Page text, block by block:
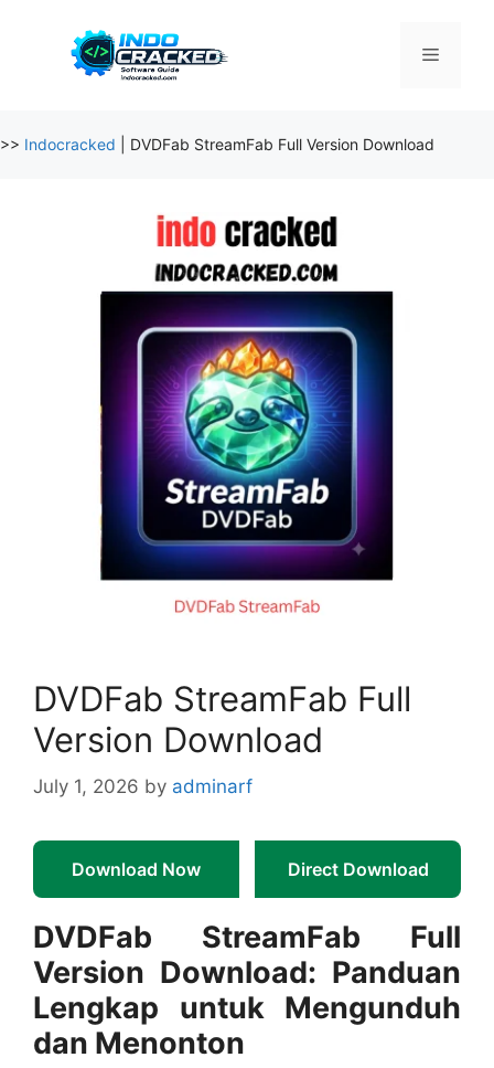
Menu
>> Indocracked DVDFab StreamFab Full Version Download
DVDFab StreamFab Full
Version Download
July 1, 2026 by adminarf
Download Now Direct Download
DVDFab StreamFab Full
Version Download: Panduan
Lengkap untuk Mengunduh
dan Menonton